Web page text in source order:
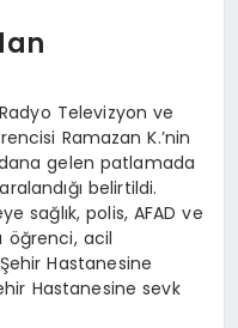
Televizyon ve
Ramazan K.’nin
gelen patlamada
belirtildi.
sağlık, polis, AFAD ve
öğrenci, acil
Hastanesine
Hastanesine sevk